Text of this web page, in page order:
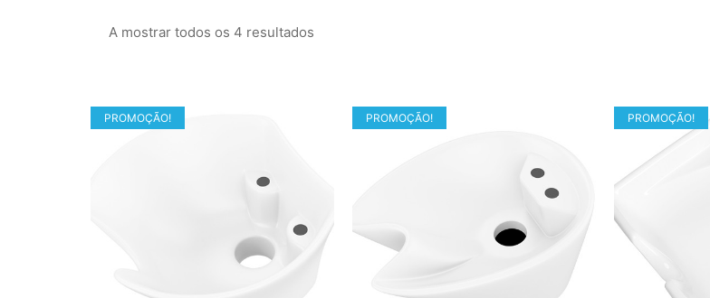
A mostrar todos os 4 resultados
PROMOÇÃO! PROMOÇÃO! PROMOÇÃO!